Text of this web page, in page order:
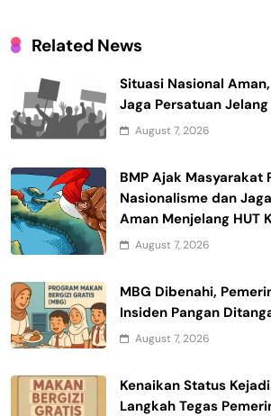
Related News
Situasi Nasional
Jaga Persatuan Jelang
August 7, 2026
BMP Ajak Masyarakat
Nasionalisme dan
Aman Menjelang HUT
August 7, 2026
MBG Dibenahi,
Insiden Pangan
August 7, 2026
Kenaikan Status
Langkah Tegas